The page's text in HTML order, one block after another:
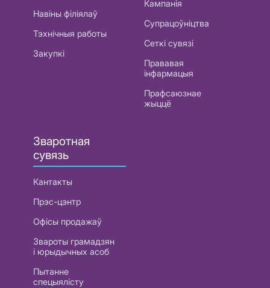
Навіны філіялаў
Тэхнічныя работы
Закупкі
Кампанія
Супрацоўніцтва
Сеткі сувязі
Прававая
інфармацыя
Прафсаюзнае
жыццё
Зваротная
сувязь
Кантакты
Прэс-цэнтр
Офісы продажаў
Звароты грамадзян
і юрыдычных асоб
Пытанне
спецыялісту